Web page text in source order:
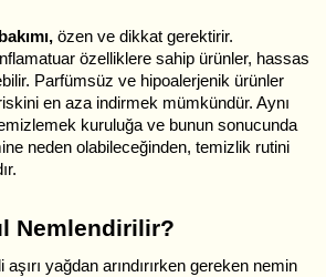
özen ve dikkat gerektirir.
özelliklere sahip ürünler, hassas
Parfümsüz ve hipoalerjenik ürünler
en aza indirmek mümkündür. Aynı
kuruluğa ve bunun sonucunda
neden olabileceğinden, temizlik rutini
Nemlendirilir?
aşırı yağdan arındırırken gereken nemin